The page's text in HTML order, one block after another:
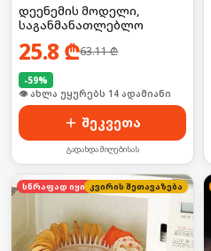
დეენემის მოდელი,
საგანმანათლებლო
25.8 ₾63.11₾
-59%
👁 ახლა უყურებს 14 ადამიანი
შეკვეთა
გადახდა მიღებისას
სწრაფად იყიდება
კვირის შეთავაზება